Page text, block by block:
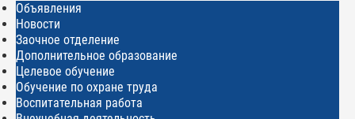
Объявления
Новости
Заочное отделение
Дополнительное образование
Целевое обучение
Обучение по охране труда
Воспитательная работа